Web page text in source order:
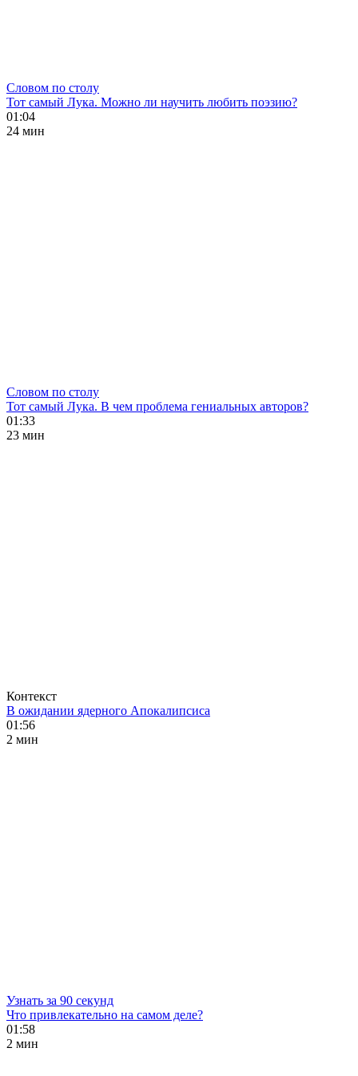
Словом по столу
Тот самый Лука. Можно ли научить любить поэзию?
01:04
24 мин
Словом по столу
Тот самый Лука. В чем проблема гениальных авторов?
01:33
23 мин
Контекст
В ожидании ядерного Апокалипсиса
01:56
2 мин
Узнать за 90 секунд
Что привлекательно на самом деле?
01:58
2 мин